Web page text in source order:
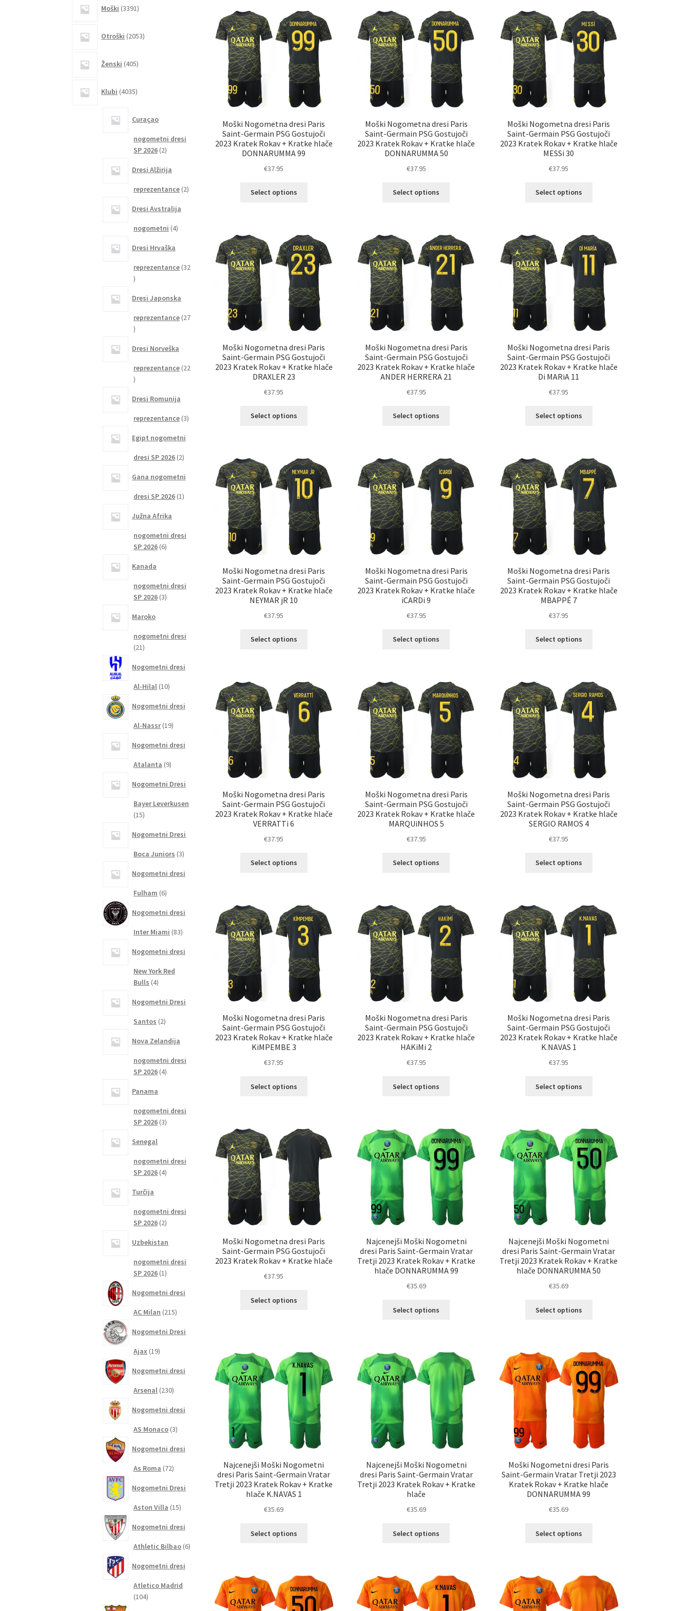
Moški Nogometna dresi Paris
Saint-Germain PSG Gostujoči
2023 Kratek Rokav + Kratke hlače
DONNARUMMA 99
€37.95
Select options
različic.
Možnosti
lahko
izberete
na
strani
izdelka
Moški Nogometna dresi Paris
Saint-Germain PSG Gostujoči
2023 Kratek Rokav + Kratke hlače
DONNARUMMA 50
€37.95
Select options
različic.
Možnosti
lahko
izberete
na
strani
izdelka
Moški Nogometna dresi Paris
Saint-Germain PSG Gostujoči
2023 Kratek Rokav + Kratke hlače
MESSi 30
€37.95
Select options
različic.
Možnosti
lahko
izberete
na
strani
izdelka
Moški Nogometna dresi Paris
Saint-Germain PSG Gostujoči
2023 Kratek Rokav + Kratke hlače
DRAXLER 23
€37.95
Select options
različic.
Možnosti
lahko
izberete
na
strani
izdelka
Moški Nogometna dresi Paris
Saint-Germain PSG Gostujoči
2023 Kratek Rokav + Kratke hlače
ANDER HERRERA 21
€37.95
Select options
različic.
Možnosti
lahko
izberete
na
strani
izdelka
Moški Nogometna dresi Paris
Saint-Germain PSG Gostujoči
2023 Kratek Rokav + Kratke hlače
Di MARiA 11
€37.95
Select options
različic.
Možnosti
lahko
izberete
strani
izdelka
Moški Nogometna dresi Paris
Saint-Germain PSG Gostujoči
2023 Kratek Rokav + Kratke hlače
NEYMAR jR 10
€37.95
Select options
različic.
Možnosti
lahko
izberete
na
strani
izdelka
Moški Nogometna dresi Paris
Saint-Germain PSG Gostujoči
2023 Kratek Rokav + Kratke hlače
iCARDi 9
€37.95
Select options
različic.
Možnosti
lahko
izberete
strani
izdelka
Moški Nogometna dresi Paris
Saint-Germain PSG Gostujoči
2023 Kratek Rokav + Kratke hlače
MBAPPÉ 7
€37.95
Select options
različic.
Možnosti
lahko
izberete
na
strani
izdelka
Moški Nogometna dresi Paris
Saint-Germain PSG Gostujoči
2023 Kratek Rokav + Kratke hlače
VERRATTi 6
€37.95
Select options
različic.
Možnosti
lahko
izberete
na
strani
izdelka
Moški Nogometna dresi Paris
Saint-Germain PSG Gostujoči
2023 Kratek Rokav + Kratke hlače
MARQUiNHOS 5
€37.95
Select options
različic.
Možnosti
lahko
izberete
na
strani
izdelka
Moški Nogometna dresi Paris
Saint-Germain PSG Gostujoči
2023 Kratek Rokav + Kratke hlače
SERGIO RAMOS 4
€37.95
Select options
različic.
Možnosti
lahko
izberete
strani
izdelka
Moški Nogometna dresi Paris
Saint-Germain PSG Gostujoči
2023 Kratek Rokav + Kratke hlače
KiMPEMBE 3
€37.95
Select options
različic.
Možnosti
lahko
izberete
strani
izdelka
Moški Nogometna dresi Paris
Saint-Germain PSG Gostujoči
2023 Kratek Rokav + Kratke hlače
HAKiMi 2
€37.95
Select options
različic.
Možnosti
lahko
izberete
na
strani
izdelka
Moški Nogometna dresi Paris
Saint-Germain PSG Gostujoči
2023 Kratek Rokav + Kratke hlače
K.NAVAS 1
€37.95
Select options
različic.
Možnosti
lahko
izberete
na
strani
izdelka
Moški Nogometna dresi Paris
Saint-Germain PSG Gostujoči
2023 Kratek Rokav + Kratke hlače
€37.95
Select options
Možnosti
lahko
izberete
strani
izdelka
Najcenejši Moški Nogometni
dresi Paris Saint-Germain Vratar
Tretji 2023 Kratek Rokav + Kratke
hlače DONNARUMMA 99
€35.69
Select options
različic.
Možnosti
lahko
izberete
na
strani
izdelka
Najcenejši Moški Nogometni
dresi Paris Saint-Germain Vratar
Tretji 2023 Kratek Rokav + Kratke
hlače DONNARUMMA 50
€35.69
Select options
različic.
Možnosti
lahko
izberete
na
strani
izdelka
Najcenejši Moški Nogometni
dresi Paris Saint-Germain Vratar
Tretji 2023 Kratek Rokav + Kratke
hlače K.NAVAS 1
€35.69
Select options
različic.
Možnosti
lahko
izberete
Najcenejši Moški Nogometni
dresi Paris Saint-Germain Vratar
Tretji 2023 Kratek Rokav + Kratke
hlače
€35.69
Select options
različic.
Možnosti
lahko
izberete
Moški Nogometni dresi Paris
Saint-Germain Vratar Tretji 2023
Kratek Rokav + Kratke hlače
DONNARUMMA 99
€35.69
Select options
različic.
Možnosti
lahko
izberete
Moški 3391izdelkov
Otroški 2053izdelkov
Ženski 405izdelkov
Klubi 4035izdelkov
Curaçao
nogometni dresi
SP 2026 22
Dresi Alžirija
reprezentance 22
Dresi Avstralija
nogometni 44
Dresi Hrvaška
reprezentance 32
32
Dresi Japonska
reprezentance 27
27
Dresi Norveška
reprezentance 22
22
Dresi Romunija
reprezentance 33
Egipt nogometni
dresi SP 2026 22
Gana nogometni
dresi SP 2026 11
Južna Afrika
nogometni dresi
SP 2026 66
Kanada
nogometni dresi
SP 2026 33
Maroko
nogometni dresi
2121
Nogometni dresi
Al-Hilal 1010
Nogometni dresi
Al-Nassr 1919
Nogometni dresi
Atalanta 99
Nogometni Dresi
Bayer Leverkusen
1515
Nogometni Dresi
Boca Juniors 33
Nogometni dresi
Fulham 66
Nogometni dresi
Inter Miami 8383
Nogometni dresi
New York Red
Bulls 44
Nogometni Dresi
Santos 22
Nova Zelandija
nogometni dresi
SP 2026 44
Panama
nogometni dresi
SP 2026 33
Senegal
nogometni dresi
SP 2026 44
Turčija
nogometni dresi
SP 2026 22
Uzbekistan
nogometni dresi
SP 2026 11
Nogometni dresi
AC Milan 215215
Nogometni Dresi
Ajax 1919
Nogometni dresi
Arsenal 230230
Nogometni dresi
AS Monaco 33
Nogometni dresi
As Roma 7272
Nogometni Dresi
Aston Villa 1515
Nogometni dresi
Athletic Bilbao 66
Nogometni dresi
Atletico Madrid
104104